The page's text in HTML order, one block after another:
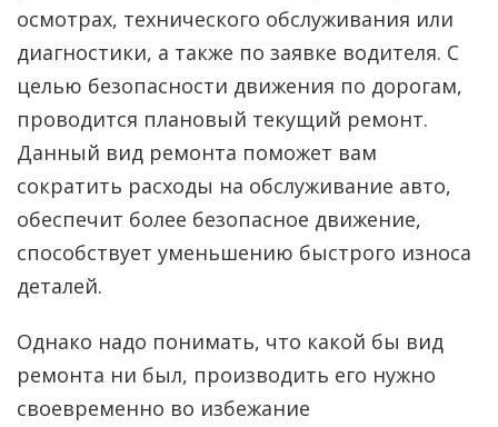
осмотрах, технического обслуживания или
диагностики, а также по заявке водителя. С
целью безопасности движения по дорогам,
проводится плановый текущий ремонт.
Данный вид ремонта поможет вам
сократить расходы на обслуживание авто,
обеспечит более безопасное движение,
способствует уменьшению быстрого износа
деталей.
Однако надо понимать, что какой бы вид
ремонта ни был, производить его нужно
своевременно во избежание